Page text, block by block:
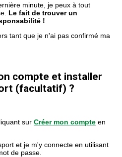
minute, je peux à tout
Le fait de trouver un
!
tant que je n'ai pas confirmé ma
compte et installer
(facultatif) ?
sur Créer mon compte en
et je m'y connecte en utilisant
de passe.